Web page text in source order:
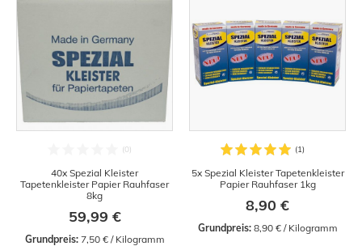
40x Spezial Kleister
Tapetenkleister Papier Rauhfaser
8kg
59,99 €
Grundpreis: 7,50 € / Kilogramm
5x Spezial Kleister Tapetenkleister
Papier Rauhfaser 1kg
8,90 €
Grundpreis: 8,90 € / Kilogramm